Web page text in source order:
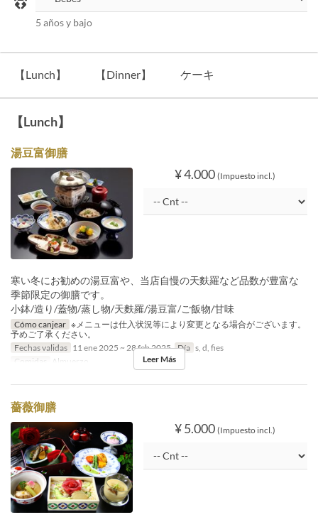
5 años y bajo
【Lunch】 【Dinner】 ケーキ
【Lunch】
湯豆富御膳
¥ 4.000 (Impuesto incl.)
寒い冬にお勧めの湯豆富や、当店自慢の天麩羅など品数が豊富な
季節限定の御膳です。
小鉢/造り/蓋物/蒸し物/天麩羅/湯豆富/ご飯物/甘味
Cómo canjear ※メニューは仕入状況等により変更となる場合がございます。
予めご了承ください。
Fechas validas 11 ene 2025 ~ 28 feb 2025 Día s, d, fies
Comidas
Almuerzo Leer Más
薔薇御膳
¥ 5.000 (Impuesto incl.)